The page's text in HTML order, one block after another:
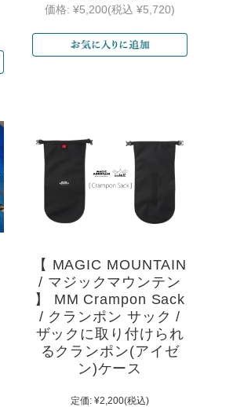
価格: ¥5,200(税込 ¥5,720)
【 MAGIC MOUNTAIN
/ マジックマウンテン
】 MM Crampon Sack
/ クランポン サック /
ザックに取り付けられ
るクランポン(アイゼ
ン)ケース
定価: ¥2,200(税込)